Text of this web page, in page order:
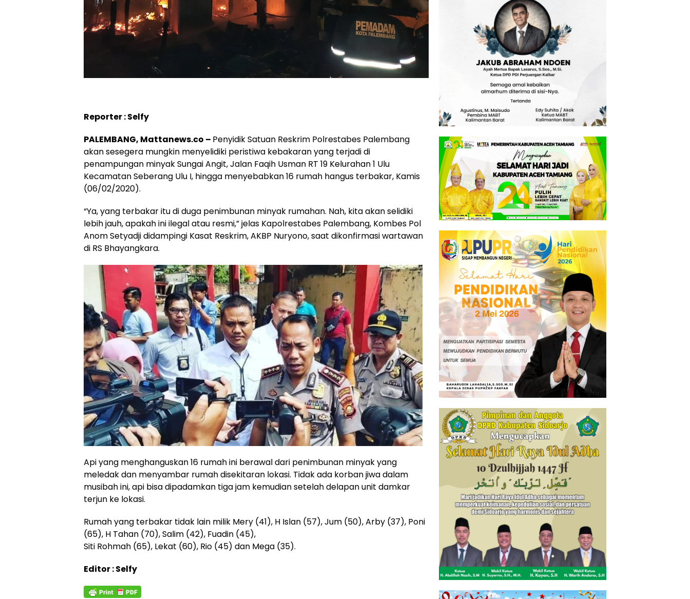
Reporter : Selfy
PALEMBANG, Mattanews.co – Penyidik Satuan Reskrim Polrestabes Palembang
akan sesegera mungkin menyelidiki peristiwa kebakaran yang terjadi di
penampungan minyak Sungai Angit, Jalan Faqih Usman RT 19 Kelurahan 1 Ulu
Kecamatan Seberang Ulu I, hingga menyebabkan 16 rumah hangus terbakar, Kamis
(06/02/2020).
“Ya, yang terbakar itu di duga penimbunan minyak rumahan. Nah, kita akan selidiki
lebih jauh, apakah ini ilegal atau resmi,” jelas Kapolrestabes Palembang, Kombes Pol
Anom Setyadji didampingi Kasat Reskrim, AKBP Nuryono, saat dikonfirmasi wartawan
di RS Bhayangkara.
Api yang menghanguskan 16 rumah ini berawal dari penimbunan minyak yang
meledak dan menyambar rumah disekitaran lokasi. Tidak ada korban jiwa dalam
musibah ini, api bisa dipadamkan tiga jam kemudian setelah delapan unit damkar
terjun ke lokasi.
Rumah yang terbakar tidak lain milik Mery (41), H Islan (57), Jum (50), Arby (37), Poni
(65), H Tahan (70), Salim (42), Fuadin (45),
Siti Rohmah (65), Lekat (60), Rio (45) dan Mega (35).
Editor : Selfy